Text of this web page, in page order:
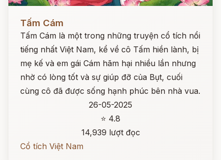
Đọc ngay
Tấm Cám
Tấm Cám là một trong những truyện cổ tích nổi
tiếng nhất Việt Nam, kể về cô Tấm hiền lành, bị
mẹ kế và em gái Cám hãm hại nhiều lần nhưng
nhờ có lòng tốt và sự giúp đỡ của Bụt, cuối
cùng cô đã được sống hạnh phúc bên nhà vua.
26-05-2025
⭐ 4.8
14,939 lượt đọc
Cổ tích Việt Nam